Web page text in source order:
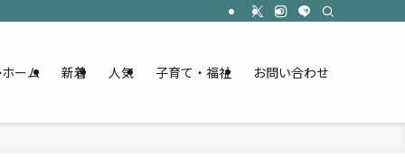
ホーム 新着 人気 子育て・福祉 お問い合わせ